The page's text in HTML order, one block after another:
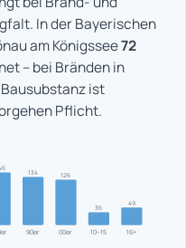
In der Bayerischen
am Königssee72
– bei Bränden in
ist
Pflicht.
90er
134
00er
126
10–15
36
16+
49